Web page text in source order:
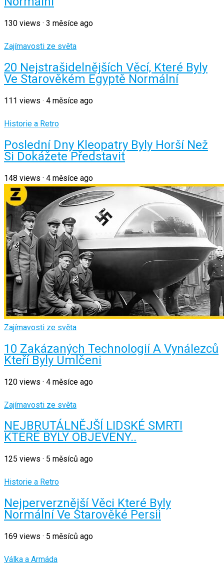
130 views · 3 měsíce ago
Zajímavosti ze světa
20 Nejstrašidelnějších Věcí, Které Byly
Ve Starověkém Egyptě Normální
111 views · 4 měsíce ago
Historie a Retro
Poslední Dny Kleopatry Byly Horší Než
Si Dokážete Představit
148 views · 4 měsíce ago
Zajímavosti ze světa
10 Zakázaných Technologií A Vynálezců
Kteří Byly Umlčeni
120 views · 4 měsíce ago
Zajímavosti ze světa
NEJBRUTÁLNĚJŠÍ LIDSKÉ SMRTI
KTERÉ BYLY OBJEVENY..
125 views · 5 měsíců ago
Historie a Retro
Nejperverznější Věci Které Byly
Normální Ve Starověké Persii
169 views · 5 měsíců ago
Válka a Armáda